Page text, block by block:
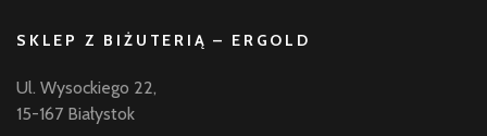
SKLEP Z BIŻUTERIĄ – ERGOLD
Ul. Wysockiego 22,
15-167 Białystok